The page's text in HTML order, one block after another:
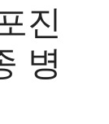
진
병